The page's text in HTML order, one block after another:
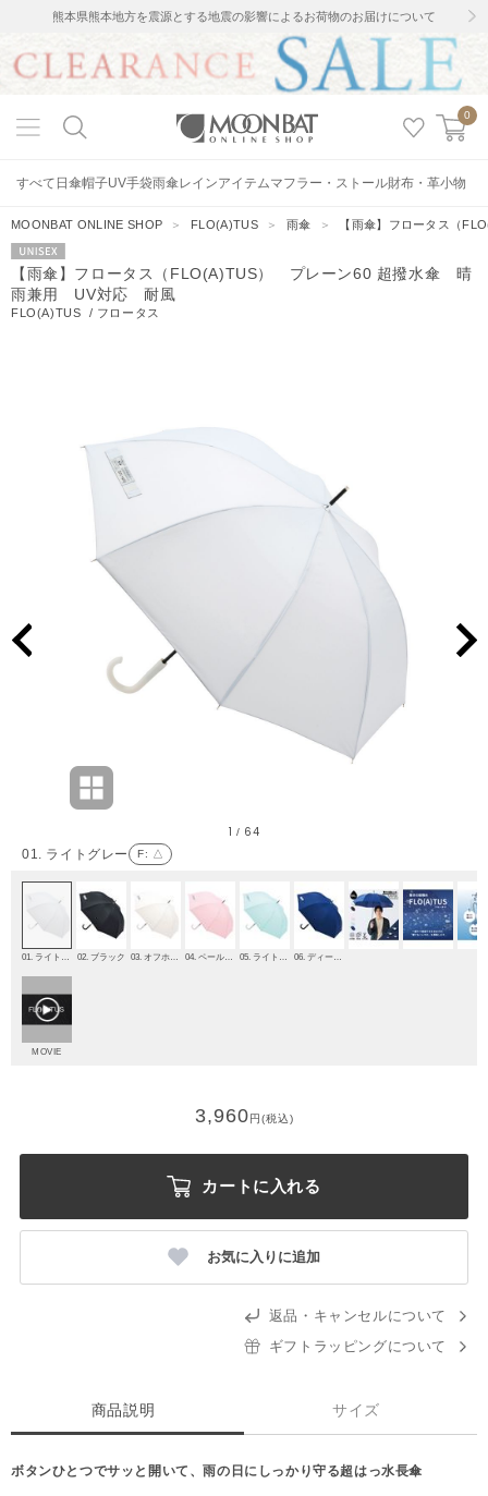
熊本県熊本地方を震源とする地震の影響によるお荷物のお届けについて
0
すべて 日傘帽子UV手袋雨傘レインアイテムマフラー・ストール財布・革小物
MOONBAT ONLINE SHOP ＞ FLO(A)TUS ＞ 雨傘 ＞ 【雨傘】フロータス（
UNISEX
【雨傘】フロータス（FLO(A)TUS） プレーン60 超撥水傘 晴
雨兼用 UV対応 耐風
FLO(A)TUS / フロータス
01. ライトグレー F: △
1 / 64
02. ブラック
MOVIE
3,960円(税込)
カートに入れる
お気に入りに追加
返品・キャンセルについて
ギフトラッピングについて
商品説明 サイズ
ボタンひとつでサッと開いて、雨の日にしっかり守る超はっ水長傘